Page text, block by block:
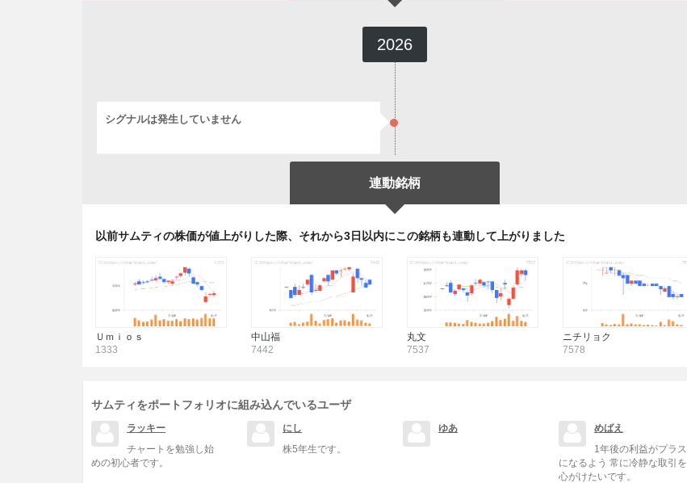
2026
シグナルは発生していません
連動銘柄
以前サムティの株価が値上がりした際、それから3日以内にこの銘柄も連動して上がりました
Ｕｍｉｏｓ
1333
中山福
7442
丸文
7537
ニチリョク
7578
サムティをポートフォリオに組み込んでいるユーザ
ラッキー
チャートを勉強し始
めの初心者です。
にし
株5年生です。
ゆあ
めばえ
1年後の利益がプラス
になるよう 常に冷静な取引を
心がけたいです。